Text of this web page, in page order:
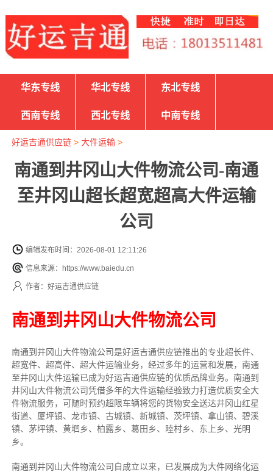
华东专线 华北专线 东北专线
西南专线 西北专线 中南专线
好运吉通供应链> 大件运输>
南通到井冈山大件物流公司-南通
至井冈山超长超宽超高大件运输
公司
编辑发布时间：2026-08-01 12:11:26
信息来源：https://www.baiedu.cn
作者：好运吉通供应链
南通到井冈山大件物流公司
南通到井冈山大件物流公司是好运吉通供应链推出的专业超长件、
超宽件、超高件、超大件运输业务，经过多年的运营和发展，南通
至井冈山大件运输已成为好运吉通供应链的优质品牌业务。南通到
井冈山大件物流公司凭借多年的大件运输经验致力打造优质安全大
件物流服务，可随时预约超限车辆将您的货物安全送达井冈山红星
街道、厦坪镇、龙市镇、古城镇、新城镇、茨坪镇、拿山镇、碧溪
镇、茅坪镇、黄垇乡、柏露乡、葛田乡、睦村乡、东上乡、光明
乡。
南通到井冈山大件物流公司自成立以来，已发展成为大件网络化运